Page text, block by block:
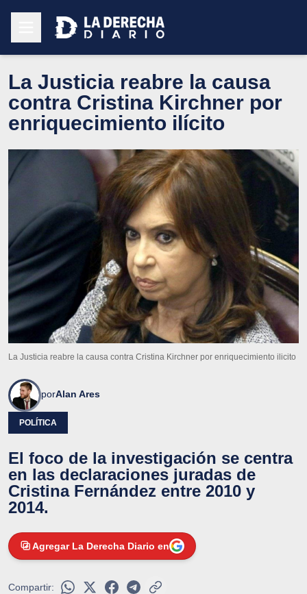
La Justicia reabre la causa
contra Cristina Kirchner por
enriquecimiento ilícito
La Justicia reabre la causa contra Cristina Kirchner por enriquecimiento ilicito
porAlan Ares
POLÍTICA
El foco de la investigación se centra
en las declaraciones juradas de
Cristina Fernández entre 2010 y
2014.
Agregar La Derecha Diario en
Compartir: